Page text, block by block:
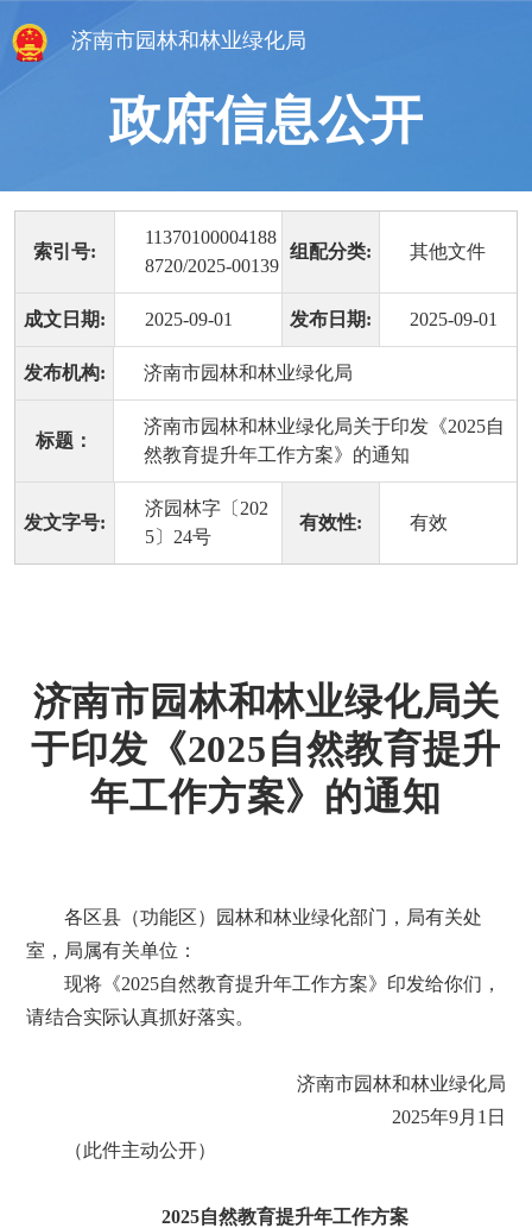
济南市园林和林业绿化局
政府信息公开
索引号:
11370100004188
8720/2025-00139
组配分类: 其他文件
成文日期: 2025-09-01 发布日期: 2025-09-01
发布机构: 济南市园林和林业绿化局
标题：
济南市园林和林业绿化局关于印发《2025自
然教育提升年工作方案》的通知
发文字号:
济园林字〔202
5〕24号
有效性: 有效
济南市园林和林业绿化局关
于印发《2025自然教育提升
年工作方案》的通知
各区县（功能区）园林和林业绿化部门，局有关处
室，局属有关单位：
现将《2025自然教育提升年工作方案》印发给你们，
请结合实际认真抓好落实。
济南市园林和林业绿化局
2025年9月1日
（此件主动公开）
2025自然教育提升年工作方案